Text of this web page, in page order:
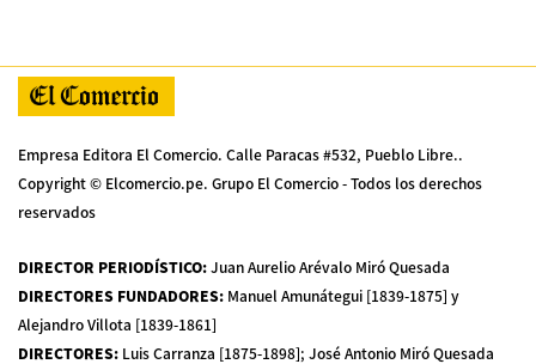
Empresa Editora El Comercio. Calle Paracas #532, Pueblo Libre..
Copyright © Elcomercio.pe. Grupo El Comercio - Todos los derechos
reservados
DIRECTOR PERIODÍSTICO:Juan Aurelio Arévalo Miró Quesada
DIRECTORES FUNDADORES: Manuel Amunátegui [1839-1875] y
Alejandro Villota [1839-1861]
DIRECTORES: Luis Carranza [1875-1898]; José Antonio Miró Quesada